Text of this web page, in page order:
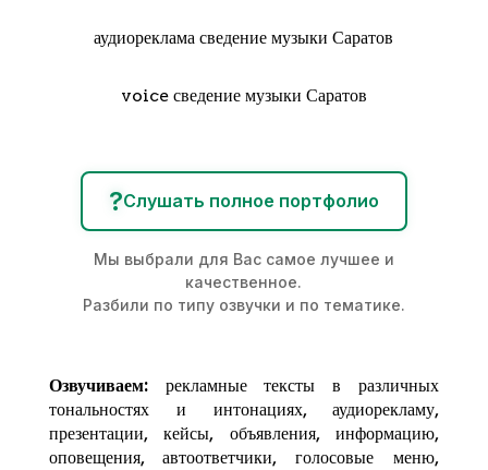
аудиореклама сведение музыки Саратов
voice сведение музыки Саратов
?Слушать полное портфолио
Мы выбрали для Вас самое лучшее и
качественное.
Разбили по типу озвучки и по тематике.
Озвучиваем:рекламные тексты в различных
тональностях и интонациях,аудиорекламу,
презентации, кейсы, объявления, информацию,
оповещения, автоответчики, голосовые меню,